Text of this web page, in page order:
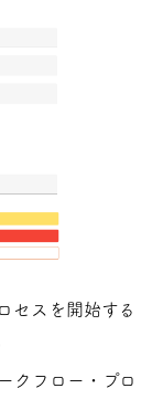
セスを開始する
クフロー・プロ